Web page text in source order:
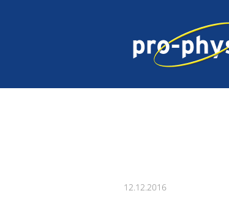
12.12.2016